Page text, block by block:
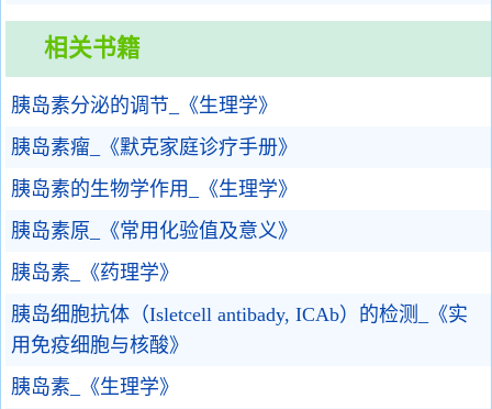
相关书籍
胰岛素分泌的调节_《生理学》
胰岛素瘤_《默克家庭诊疗手册》
胰岛素的生物学作用_《生理学》
胰岛素原_《常用化验值及意义》
胰岛素_《药理学》
胰岛细胞抗体（Isletcell antibady, ICAb）的检测_《实
用免疫细胞与核酸》
胰岛素_《生理学》